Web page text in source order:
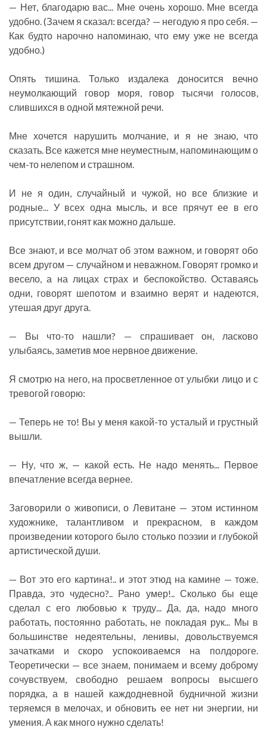
— Нет, благодарю вас... Мне очень хорошо. Мне всегда
удобно. (Зачем я сказал: всегда? — негодую я про себя. —
Как будто нарочно напоминаю, что ему уже не всегда
удобно.)
Опять тишина. Только издалека доносится вечно
неумолкающий говор моря, говор тысячи голосов,
слившихся в одной мятежной речи.
Мне хочется нарушить молчание, и я не знаю, что
сказать. Все кажется мне неуместным, напоминающим о
чем-то нелепом и страшном.
И не я один, случайный и чужой, но все близкие и
родные... У всех одна мысль, и все прячут ее в его
присутствии, гонят как можно дальше.
Все знают, и все молчат об этом важном, и говорят обо
всем другом — случайном и неважном. Говорят громко и
весело, а на лицах страх и беспокойство. Оставаясь
одни, говорят шепотом и взаимно верят и надеются,
утешая друг друга.
— Вы что-то нашли? — спрашивает он, ласково
улыбаясь, заметив мое нервное движение.
Я смотрю на него, на просветленное от улыбки лицо и с
тревогой говорю:
— Теперь не то! Вы у меня какой-то усталый и грустный
вышли.
— Ну, что ж, — какой есть. Не надо менять... Первое
впечатление всегда вернее.
Заговорили о живописи, о Левитане — этом истинном
художнике, талантливом и прекрасном, в каждом
произведении которого было столько поэзии и глубокой
артистической души.
— Вот это его картина!.. и этот этюд на камине — тоже.
Правда, это чудесно?.. Рано умер!.. Сколько бы еще
сделал с его любовью к труду... Да, да, надо много
работать, постоянно работать, не покладая рук... Мы в
большинстве недеятельны, ленивы, довольствуемся
зачатками и скоро успокоиваемся на полдороге.
Теоретически — все знаем, понимаем и всему доброму
сочувствуем, свободно решаем вопросы высшего
порядка, а в нашей каждодневной будничной жизни
теряемся в мелочах, и обновить ее нет ни энергии, ни
умения. А как много нужно сделать!